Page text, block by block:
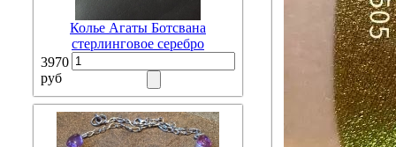
Колье Агаты Ботсвана
стерлинговое серебро
3970
руб